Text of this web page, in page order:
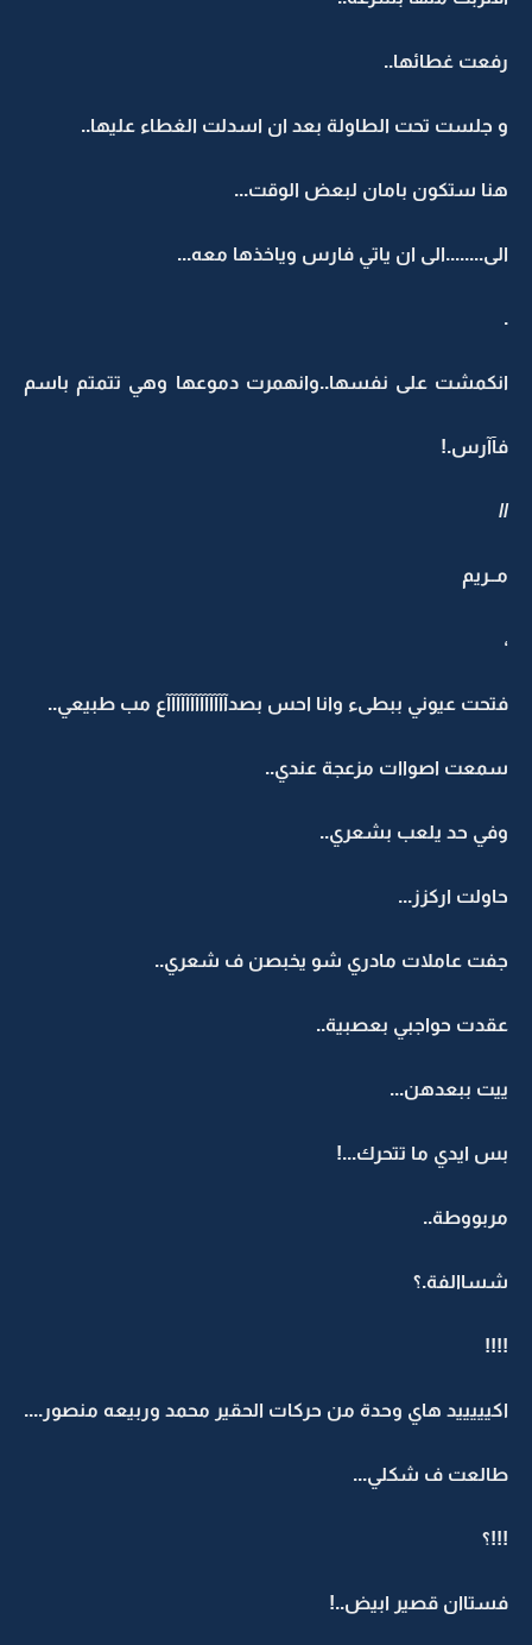
رفعت غطائها..
و جلست تحت الطاولة بعد ان اسدلت الغطاء عليها..
هنا ستكون بامان لبعض الوقت...
الى........الى ان ياتي فارس وياخذها معه...
.
انكمشت على نفسها..وانهمرت دموعها وهي تتمتم باسم
فآآرس.!
//
مــريم
،
فتحت عيوني ببطىء وانا احس بصدآآآآآآآآآآآآآع مب طبيعي..
سمعت اصواات مزعجة عندي..
وفي حد يلعب بشعري..
حاولت اركزز...
جفت عاملات مادري شو يخبصن ف شعري..
عقدت حواجبي بعصبية..
ييت ببعدهن...
بس ايدي ما تتحرك...!
مربووطة..
شساالفة.؟
!!!!
اكيييييد هاي وحدة من حركات الحقير محمد وربيعه منصور....
طالعت ف شكلي...
!!!؟
فستاان قصير ابيض..!